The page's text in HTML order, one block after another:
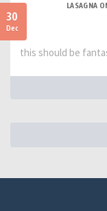
30
Dec
LASAGNA
this should be